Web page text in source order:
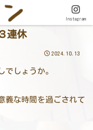
連休
2024.10.13
でしょうか。
義な時間を過ごされて
Instagram